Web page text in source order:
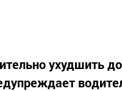
ухудшить